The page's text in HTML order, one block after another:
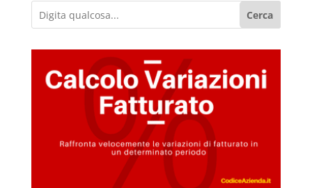
Cerca